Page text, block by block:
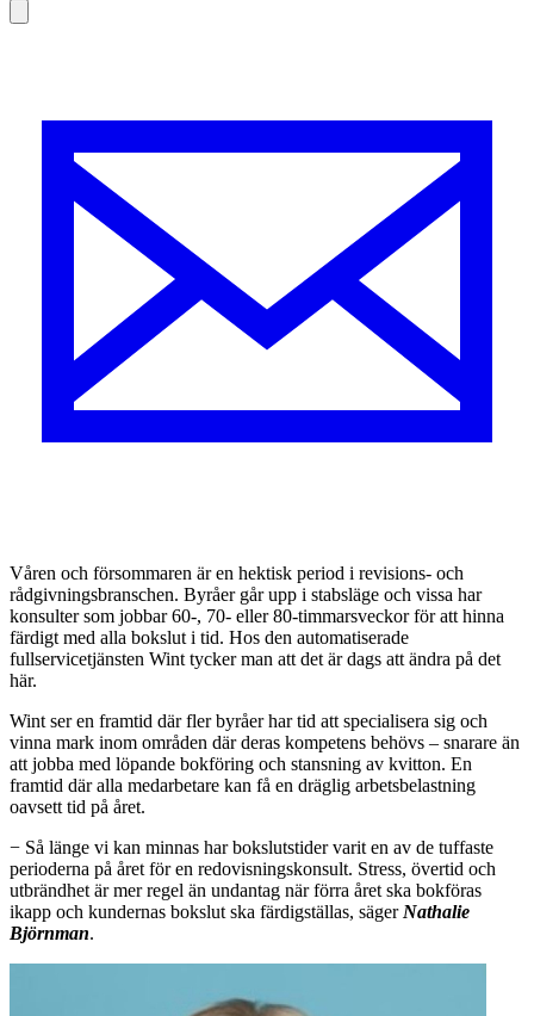
Våren och försommaren är en hektisk period i revisions- och
rådgivningsbranschen. Byråer går upp i stabsläge och vissa har
konsulter som jobbar 60-, 70- eller 80-timmarsveckor för att hinna
färdigt med alla bokslut i tid. Hos den automatiserade
fullservicetjänsten Wint tycker man att det är dags att ändra på det
här.
Wint ser en framtid där fler byråer har tid att specialisera sig och
vinna mark inom områden där deras kompetens behövs – snarare än
att jobba med löpande bokföring och stansning av kvitton. En
framtid där alla medarbetare kan få en dräglig arbetsbelastning
oavsett tid på året.
− Så länge vi kan minnas har bokslutstider varit en av de tuffaste
perioderna på året för en redovisningskonsult. Stress, övertid och
utbrändhet är mer regel än undantag när förra året ska bokföras
ikapp och kundernas bokslut ska färdigställas, säger Nathalie
Björnman.